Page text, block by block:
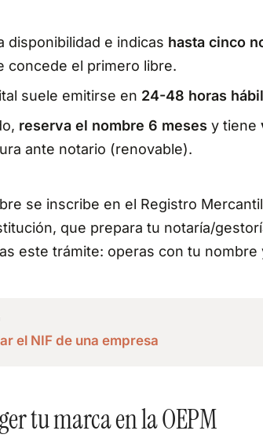
disponibilidad e indicas hasta cinco
concede el primero libre.
suele emitirse en 24-48 horas
reserva el nombre 6 meses y tiene
ante notario (renovable).
se inscribe en el Registro
que prepara tu notaría/
este trámite: operas con tu nombre
el NIF de una empresa
tu marca en la OEPM